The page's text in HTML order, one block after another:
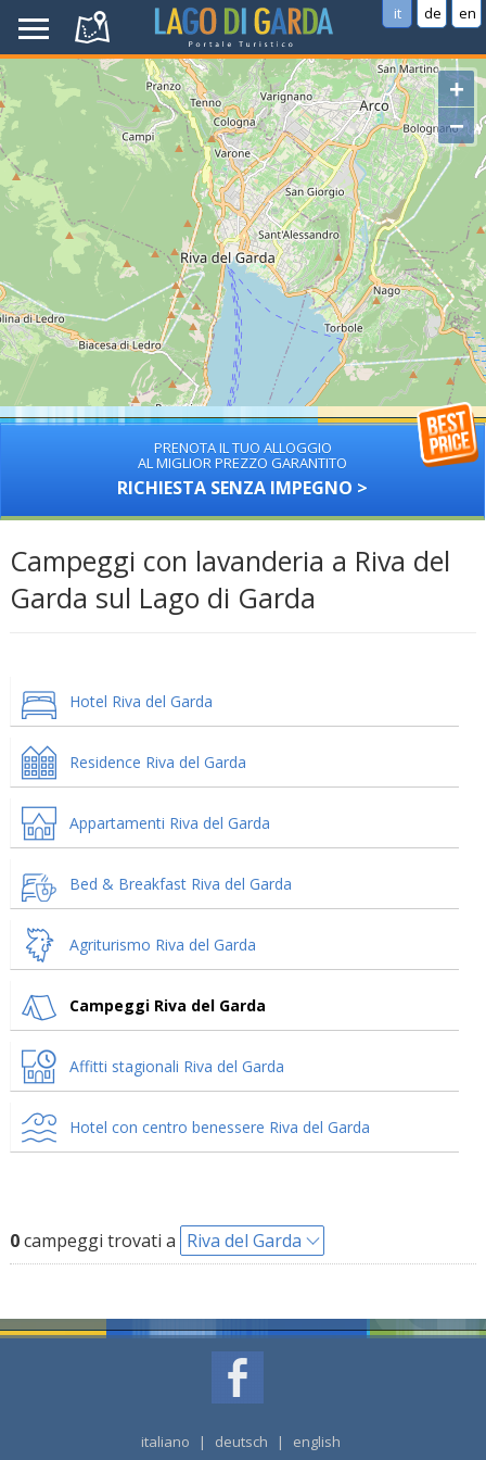
it de en
+
−
PRENOTA IL TUO ALLOGGIO
AL MIGLIOR PREZZO GARANTITO
RICHIESTA SENZA IMPEGNO >
Campeggi con lavanderia a Riva del
Garda sul Lago di Garda
Hotel Riva del Garda
Residence Riva del Garda
Appartamenti Riva del Garda
Bed & Breakfast Riva del Garda
Agriturismo Riva del Garda
Campeggi Riva del Garda
Affitti stagionali Riva del Garda
Hotel con centro benessere Riva del Garda
0campeggi trovati a Riva del Garda
italiano | deutsch | english